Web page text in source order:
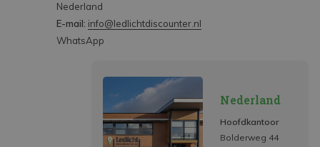
Nederland
E-mail: info@ledlichtdiscounter.nl
WhatsApp
Nederland
Hoofdkantoor
Bolderweg 44